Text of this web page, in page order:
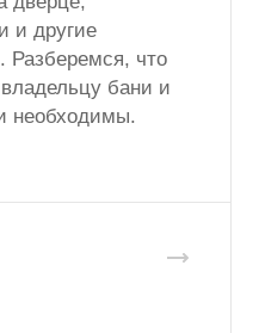
и другие
Разберемся, что
бани и
необходимы.